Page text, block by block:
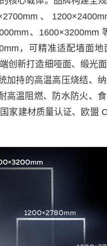
、
、1600×3200mm
，可精准适配墙面
创新打造细哑面、缎光
持的高温高压烧结、纳
温阻燃、防水防火、
家建材质量认证、欧盟